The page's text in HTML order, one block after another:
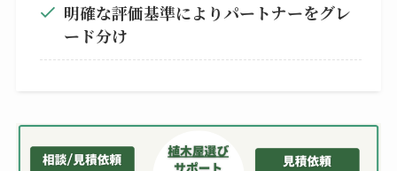
明確な評価基準によりパートナーをグレ
ード分け